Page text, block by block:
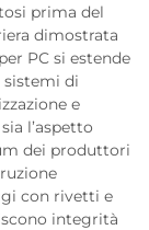
prima del
dimostrata
PC si estende
sistemi di
e
l’aspetto
dei produttori
con rivetti e
integrità